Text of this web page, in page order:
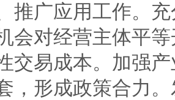
推广应用工作。
会对经营主体平
交易成本。加强
，形成政策合力